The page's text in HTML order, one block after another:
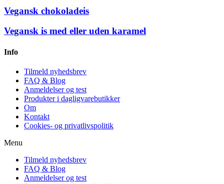
Vegansk chokoladeis
Vegansk is med eller uden karamel
Info
Tilmeld nyhedsbrev
FAQ & Blog
Anmeldelser og test
Produkter i dagligvarebutikker
Om
Kontakt
Cookies- og privatlivspolitik
Menu
Tilmeld nyhedsbrev
FAQ & Blog
Anmeldelser og test